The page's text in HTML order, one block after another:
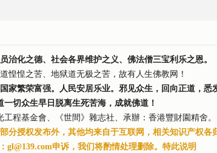
治化之德、社会各界维护之义、佛法僧三宝利乐之恩。
惶惶之苦、地狱道无极之苦，故有人生佛教网！
家繁荣富强。人民安居乐业。邪见众生，回向正道，悉
一切众生早日脱离生死苦海，成就佛道！
程基金會、《世間》雜志社、承辦：香港豐財園精舍。
分授权发布外，其他均来自于互联网，相关知识产权各
gl@139.com申诉，我们将酌情处理删除。特此说明